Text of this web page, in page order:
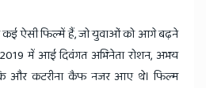
कई ऐसी फिल्में हैं, जो युवाओं को आगे बढ़ने
में आई दिवंगत अभिनेता रोशन, अभय
और कटरीना कैफ नजर आए थे। फिल्म